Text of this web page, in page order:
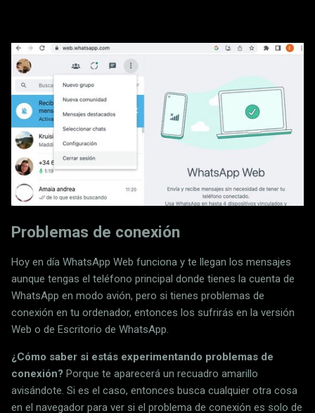
Problemas de conexión
Hoy en día WhatsApp Web funciona y te llegan los mensajes
aunque tengas el teléfono principal donde tienes la cuenta de
WhatsApp en modo avión, pero si tienes problemas de
conexión en tu ordenador, entonces los sufrirás en la versión
Web o de Escritorio de WhatsApp.
¿Cómo saber si estás experimentando problemas de
conexión? Porque te aparecerá un recuadro amarillo
avisándote. Si es el caso, entonces busca cualquier otra cosa
en el navegador para ver si el problema de conexión es solo de